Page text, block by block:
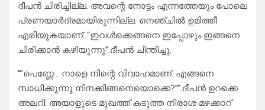
ദീപൻ ചിരിച്ചില്ല. അവന്റെ നോട്ടം എന്നത്തേയും പോലെ
പ്രണയാർദ്രമായിരുന്നില്ല. നെഞ്ചിൽ ഉമിത്തീ
എരിയുകയാണ്. “ഇവൾക്കെങ്ങനെ ഇപ്പോഴും ഇങ്ങനെ
ചിരിക്കാൻ കഴിയുന്നു”.ദീപൻ ചിന്തിച്ചു.
“”പെണ്ണേ… നാളെ നിന്റെ വിവാഹമാണ്. എങ്ങനെ
സാധിക്കുന്നു നിനക്കിങ്ങനെയൊക്കെ?””.ദീപൻ ഉറക്കെ
അലറി. അയാളുടെ മുഖത്ത് കടുത്ത നിരാശ മഴക്കാറ്